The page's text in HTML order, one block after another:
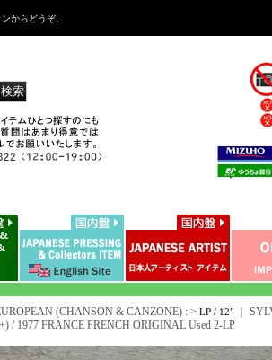
からどうぞ。
(CHANSON & CANZONE) : > LP / 12"｜
/ 1977 FRANCE FRENCH ORIGINAL Used 2-LP